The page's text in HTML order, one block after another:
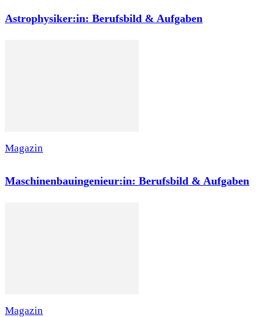
Astrophysiker:in: Berufsbild & Aufgaben
Magazin
Maschinenbauingenieur:in: Berufsbild & Aufgaben
Magazin